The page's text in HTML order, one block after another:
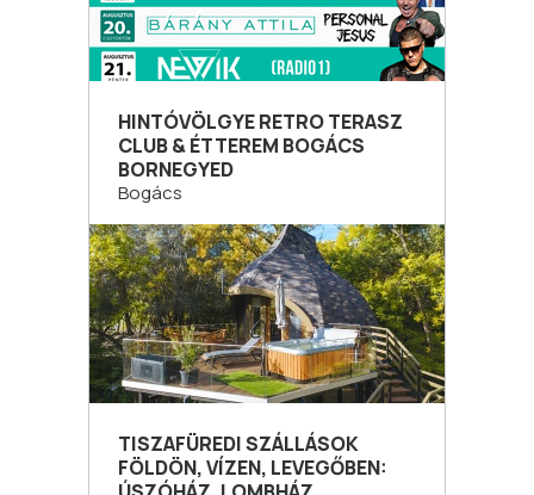
HINTÓVÖLGYE RETRO TERASZ
CLUB & ÉTTEREM BOGÁCS
BORNEGYED
Bogács
TISZAFÜREDI SZÁLLÁSOK
FÖLDÖN, VÍZEN, LEVEGŐBEN: